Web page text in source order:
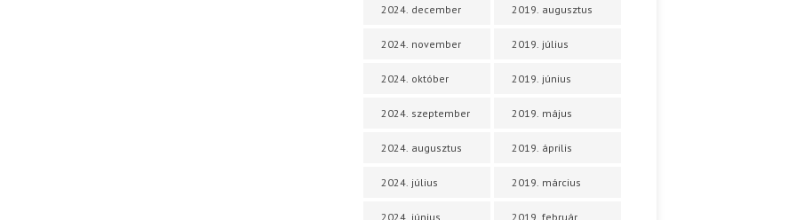
2024. december
2024. november
2024. október
2024. szeptember
2024. augusztus
2024. július
2024. június
2019. augusztus
2019. július
2019. június
2019. május
2019. április
2019. március
2019. február